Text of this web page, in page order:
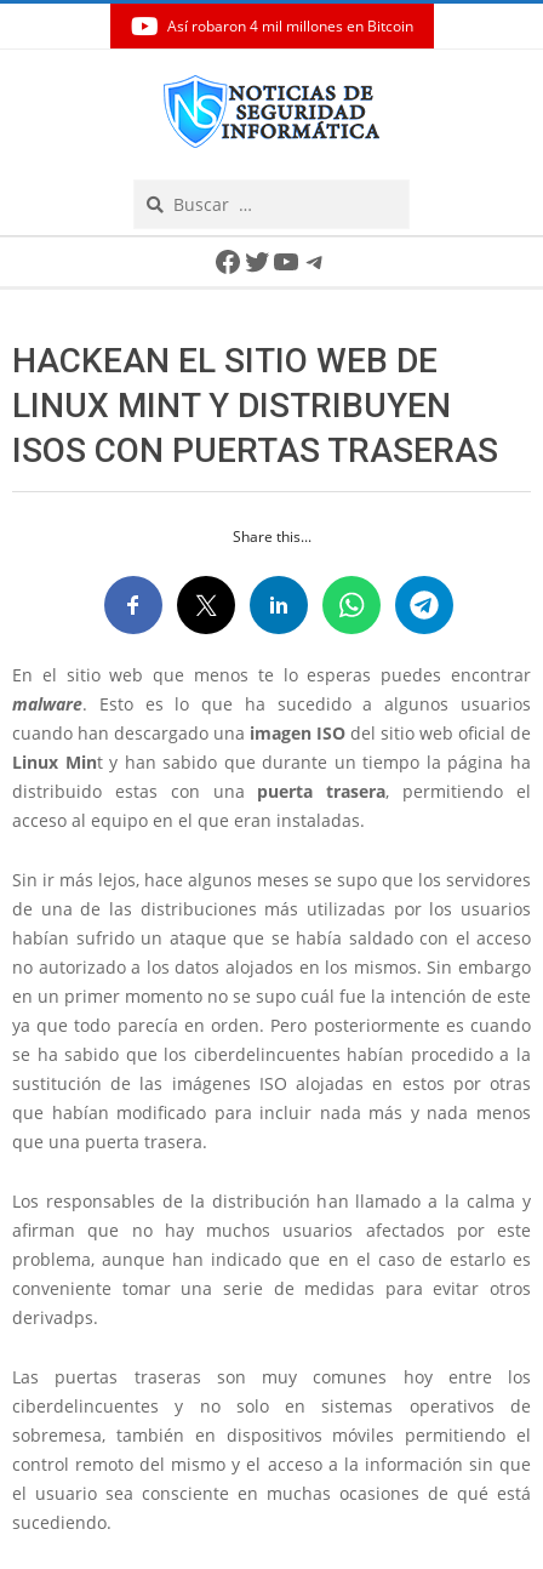
Así robaron 4 mil millones en Bitcoin
Facebook
Twitter
YouTube
Telegram
HACKEAN EL SITIO WEB DE
LINUX MINT Y DISTRIBUYEN
ISOS CON PUERTAS TRASERAS
Share this...
En el sitio web que menos te lo esperas puedes encontrar
malware. Esto es lo que ha sucedido a algunos usuarios
cuando han descargado una imagen ISO del sitio web oficial de
Linux Mint y han sabido que durante un tiempo la página ha
distribuido estas con una puerta trasera, permitiendo el
acceso al equipo en el que eran instaladas.
Sin ir más lejos, hace algunos meses se supo que los servidores
de una de las distribuciones más utilizadas por los usuarios
habían sufrido un ataque que se había saldado con el acceso
no autorizado a los datos alojados en los mismos. Sin embargo
en un primer momento no se supo cuál fue la intención de este
ya que todo parecía en orden. Pero posteriormente es cuando
se ha sabido que los ciberdelincuentes habían procedido a la
sustitución de las imágenes ISO alojadas en estos por otras
que habían modificado para incluir nada más y nada menos
que una puerta trasera.
Los responsables de la distribución han llamado a la calma y
afirman que no hay muchos usuarios afectados por este
problema, aunque han indicado que en el caso de estarlo es
conveniente tomar una serie de medidas para evitar otros
derivadps.
Las puertas traseras son muy comunes hoy entre los
ciberdelincuentes y no solo en sistemas operativos de
sobremesa, también en dispositivos móviles permitiendo el
control remoto del mismo y el acceso a la información sin que
el usuario sea consciente en muchas ocasiones de qué está
sucediendo.